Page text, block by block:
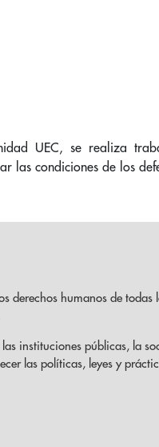
UEC, se realiza
las condiciones de los
derechos humanos de todas
instituciones públicas, la
las políticas, leyes y